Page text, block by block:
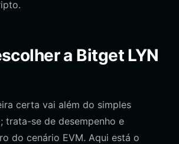
a Bitget LYN
certa vai além do simples
trata-se de desempenho e
do cenário EVM. Aqui está o